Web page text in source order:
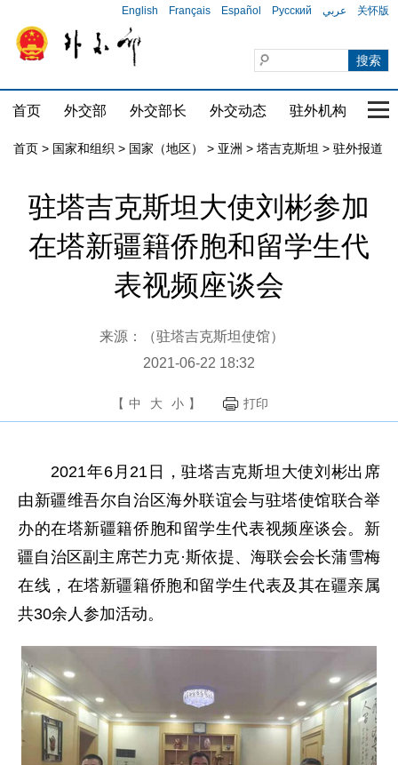
English Français Español Русский عربي 关怀版
首页 外交部 外交部长 外交动态 驻外机构 国
首页 > 国家和组织 > 国家（地区） > 亚洲 > 塔吉克斯坦 > 驻外报道
驻塔吉克斯坦大使刘彬参加
在塔新疆籍侨胞和留学生代
表视频座谈会
来源：（驻塔吉克斯坦使馆）
2021-06-22 18:32
【 中 大 小 】 打印
2021年6月21日，驻塔吉克斯坦大使刘彬出席
由新疆维吾尔自治区海外联谊会与驻塔使馆联合举
办的在塔新疆籍侨胞和留学生代表视频座谈会。新
疆自治区副主席芒力克·斯依提、海联会会长蒲雪梅
在线，在塔新疆籍侨胞和留学生代表及其在疆亲属
共30余人参加活动。